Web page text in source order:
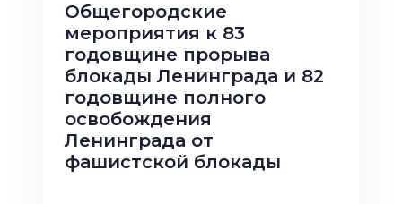
Общегородские
мероприятия к 83
годовщине прорыва
блокады Ленинграда и 82
годовщине полного
освобождения
Ленинграда от
фашистской блокады